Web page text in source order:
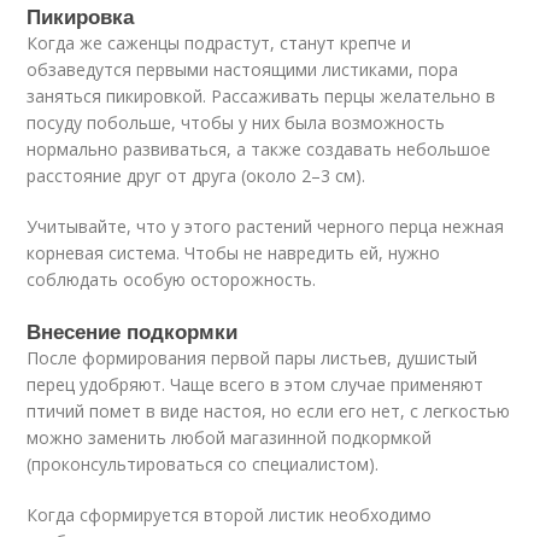
Пикировка
Когда же саженцы подрастут, станут крепче и
обзаведутся первыми настоящими листиками, пора
заняться пикировкой. Рассаживать перцы желательно в
посуду побольше, чтобы у них была возможность
нормально развиваться, а также создавать небольшое
расстояние друг от друга (около 2–3 см).
Учитывайте, что у этого растений черного перца нежная
корневая система. Чтобы не навредить ей, нужно
соблюдать особую осторожность.
Внесение подкормки
После формирования первой пары листьев, душистый
перец удобряют. Чаще всего в этом случае применяют
птичий помет в виде настоя, но если его нет, с легкостью
можно заменить любой магазинной подкормкой
(проконсультироваться со специалистом).
Когда сформируется второй листик необходимо